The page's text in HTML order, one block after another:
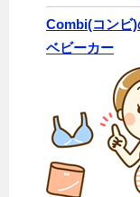
Combi(コンビ)
ベビーカー